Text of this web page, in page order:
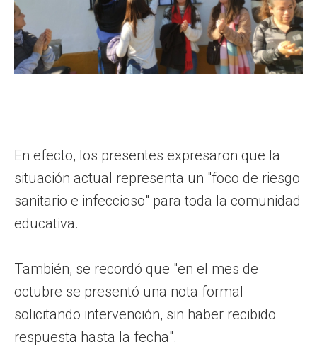
En efecto, los presentes expresaron que la
situación actual representa un "foco de riesgo
sanitario e infeccioso" para toda la comunidad
educativa.
También, se recordó que "en el mes de
octubre se presentó una nota formal
solicitando intervención, sin haber recibido
respuesta hasta la fecha".